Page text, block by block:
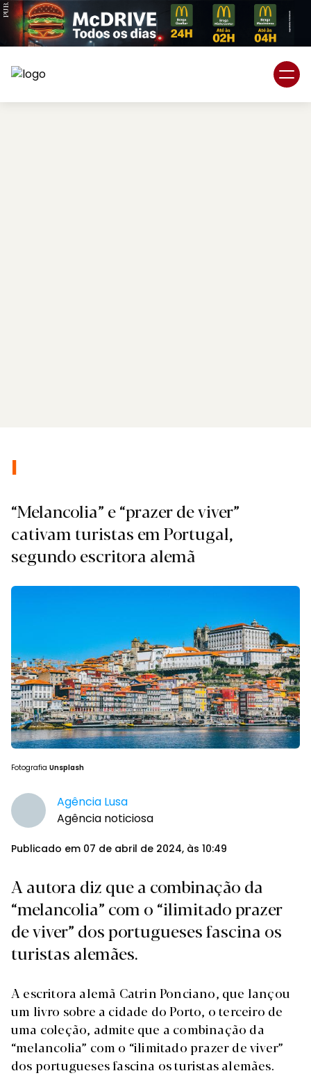
PUB.
I.
“Melancolia” e “prazer de viver”
cativam turistas em Portugal,
segundo escritora alemã
Fotografia Unsplash
Agência Lusa
Agência noticiosa
Publicado em 07 de abril de 2024, às 10:49
A autora diz que a combinação da
“melancolia” com o “ilimitado prazer
de viver” dos portugueses fascina os
turistas alemães.
A escritora alemã Catrin Ponciano, que lançou
um livro sobre a cidade do Porto, o terceiro de
uma coleção, admite que a combinação da
“melancolia” com o “ilimitado prazer de viver”
dos portugueses fascina os turistas alemães.